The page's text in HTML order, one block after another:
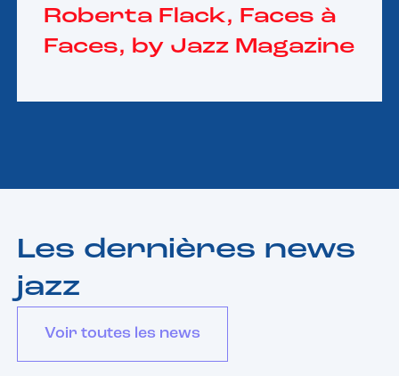
Roberta Flack, Faces à
Faces, by Jazz Magazine
Les dernières news
jazz
Voir toutes les news